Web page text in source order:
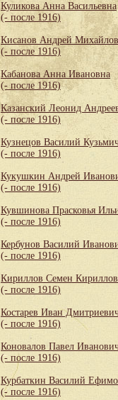
Куликова Анна Васильевна
(- после 1916)
Кисанов Андрей
(- после 1916)
Кабанова Анна Ивановна
(- после 1916)
Казанский Леонид
(- после 1916)
Кузнецов Василий
(- после 1916)
Кукушкин Андрей
(- после 1916)
Кувшинова Прасковья
(- после 1916)
Кербунов Василий
(- после 1916)
Кириллов Семен
(- после 1916)
Костарев Иван
(- после 1916)
Коновалов Павел
(- после 1916)
Курбаткин Василий
(- после 1916)